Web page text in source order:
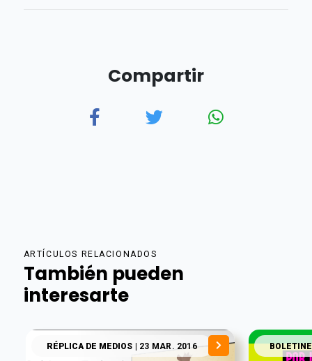
Compartir
ARTÍCULOS RELACIONADOS
También pueden
interesarte
RÉPLICA DE MEDIOS | 23 MAR. 2016